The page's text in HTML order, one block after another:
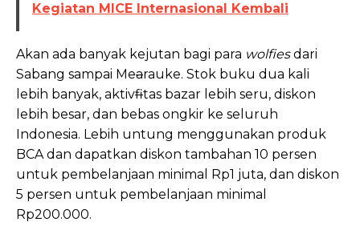
Kegiatan MICE Internasional Kembali
Akan ada banyak kejutan bagi para wolfiesdari
Sabang sampai Mearauke. Stok buku dua kali
lebih banyak, aktivfitas bazar lebih seru, diskon
lebih besar, dan bebas ongkir ke seluruh
Indonesia. Lebih untung menggunakan produk
BCA dan dapatkan diskon tambahan 10 persen
untuk pembelanjaan minimal Rp1 juta, dan diskon
5 persen untuk pembelanjaan minimal
Rp200.000.